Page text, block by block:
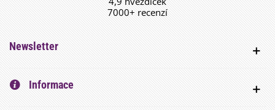
7000+ recenzí
Newsletter
Informace